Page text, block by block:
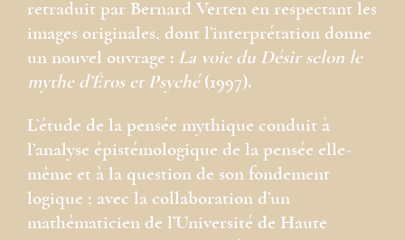
retraduit par Bernard Verten en respectant les
images originales, dont l’interprétation donne
un nouvel ouvrage : La voie du Désir selon le
mythe d’Éros et Psyché(1997).
L’étude de la pensée mythique conduit à
l’analyse épistémologique de la pensée elle-
même et à la question de son fondement
logique ; avec la collaboration d’un
mathématicien de l’Université de Haute